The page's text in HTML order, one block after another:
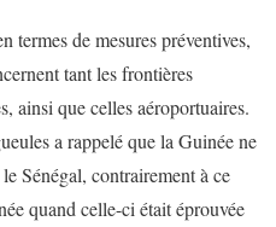
termes de mesures préventives,
tant les frontières
ainsi que celles aéroportuaires.
a rappelé que la Guinée ne
Sénégal, contrairement à ce
quand celle-ci était éprouvée